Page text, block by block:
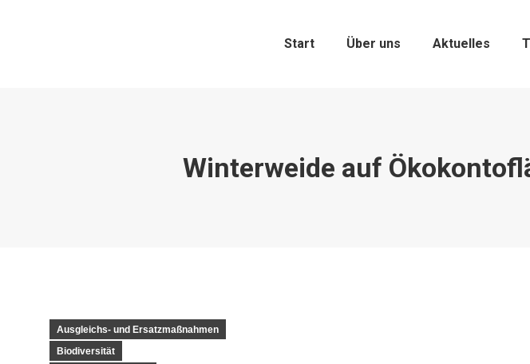
Start Über uns Aktuelles
Winterweide auf
Ausgleichs- und Ersatzmaßnahmen
Biodiversität